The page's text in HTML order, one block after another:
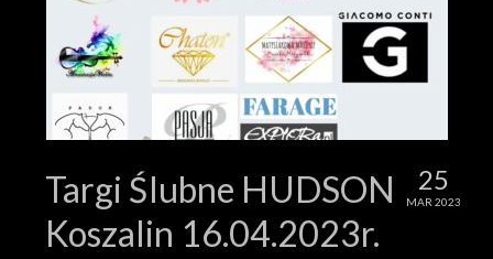
25
MAR 2023
Targi Ślubne HUDSON
Koszalin 16.04.2023r.